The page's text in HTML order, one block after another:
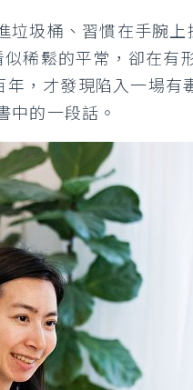
圾桶、習慣在手腕
稀鬆的平常，卻在有
，才發現陷入一場有
中的一段話。